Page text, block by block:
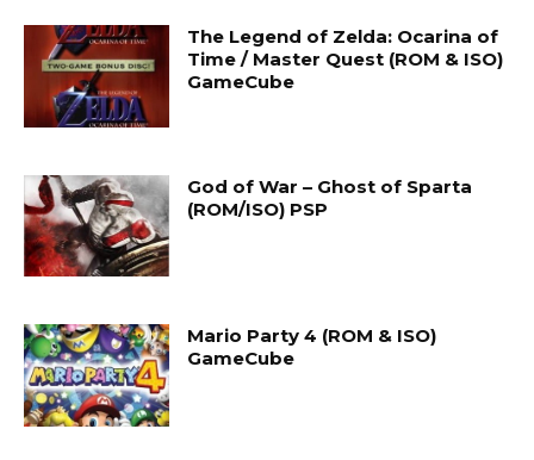
The Legend of Zelda: Ocarina of
Time / Master Quest (ROM & ISO)
GameCube
God of War – Ghost of Sparta
(ROM/ISO) PSP
Mario Party 4 (ROM & ISO)
GameCube